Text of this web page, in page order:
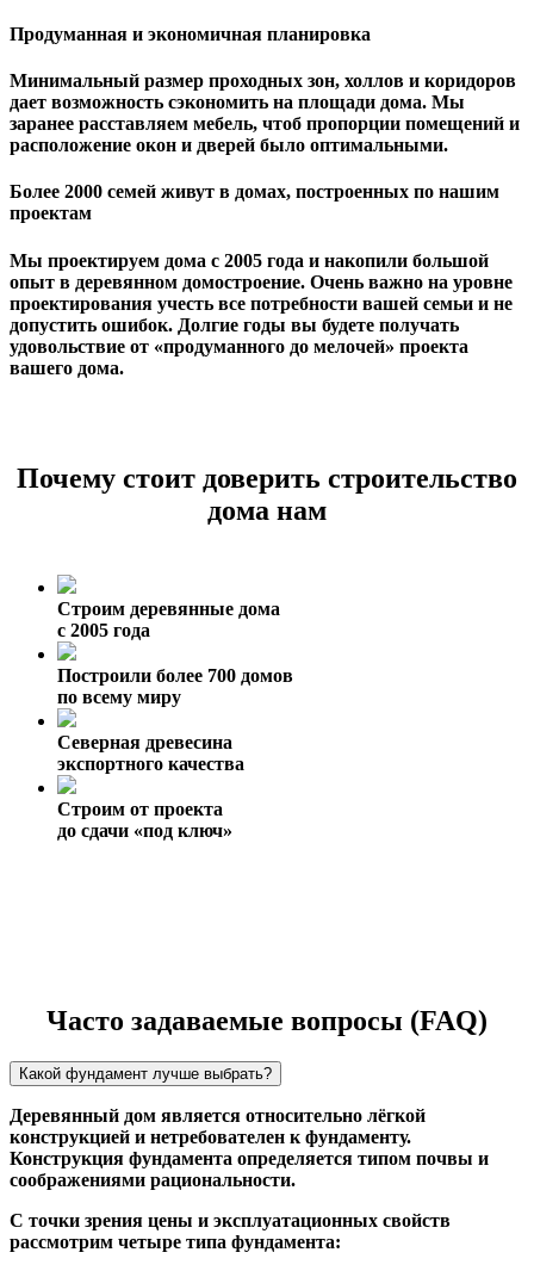
Продуманная и экономичная планировка
Минимальный размер проходных зон, холлов и коридоров
дает возможность сэкономить на площади дома. Мы
заранее расставляем мебель, чтоб пропорции помещений и
расположение окон и дверей было оптимальными.
Более 2000 семей живут в домах, построенных по нашим
проектам
Мы проектируем дома с 2005 года и накопили большой
опыт в деревянном домостроение. Очень важно на уровне
проектирования учесть все потребности вашей семьи и не
допустить ошибок. Долгие годы вы будете получать
удовольствие от «продуманного до мелочей» проекта
вашего дома.
Почему стоит доверить строительство
дома нам
Строим деревянные дома
с 2005 года
Построили более 700 домов
по всему миру
Северная древесина
экспортного качества
Строим от проекта
до сдачи «под ключ»
Часто задаваемые вопросы (FAQ)
Какой фундамент лучше выбрать?
Деревянный дом является относительно лёгкой
конструкцией и нетребователен к фундаменту.
Конструкция фундамента определяется типом почвы и
соображениями рациональности.
С точки зрения цены и эксплуатационных свойств
рассмотрим четыре типа фундамента: